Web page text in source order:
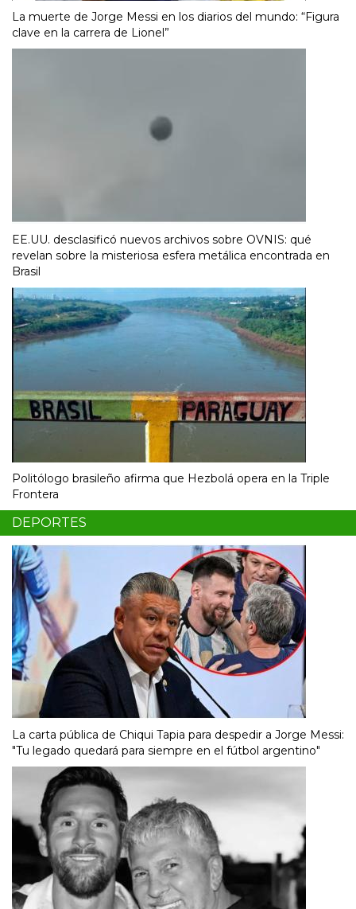
La muerte de Jorge Messi en los diarios del mundo: “Figura
clave en la carrera de Lionel”
EE.UU. desclasificó nuevos archivos sobre OVNIS: qué
revelan sobre la misteriosa esfera metálica encontrada en
Brasil
Politólogo brasileño afirma que Hezbolá opera en la Triple
Frontera
DEPORTES
La carta pública de Chiqui Tapia para despedir a Jorge Messi:
"Tu legado quedará para siempre en el fútbol argentino"